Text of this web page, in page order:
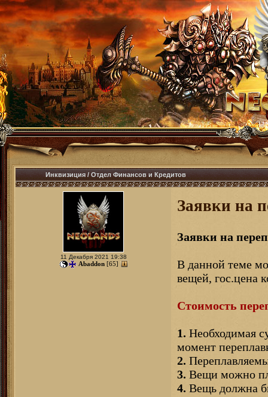
Инквизиция/Отдел Финансов и Кредитов
11 Декабря 2021 19:38
Abaddon [65]
Заявки на
Заявки на
В данной теме
вещей, гос.цена
Стоимость
1. Необходимая
момент
2.
3. Вещи можно
4. Вещь должна